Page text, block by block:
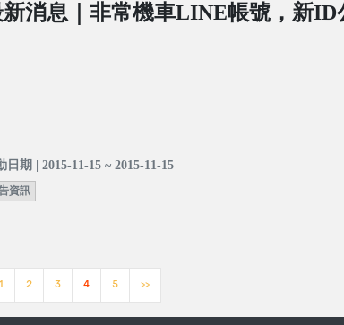
消息｜非常機車LINE帳號，新ID
日期 | 2015-11-15 ~ 2015-11-15
資訊
1 2 3 4 5 >>